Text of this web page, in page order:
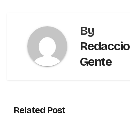
By
Gente
Related Post